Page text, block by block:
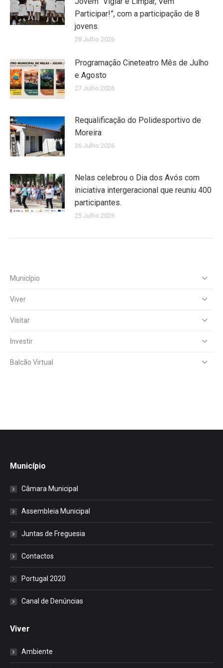
Participar!”, com a participação de 8
jovens.
28 Julho 2026
Programação Cineteatro Mês de Julho
e Agosto
27 Julho 2026
Requalificação do Polidesportivo de
Moreira
26 Julho 2026
Nelas celebrou o Dia dos Avós com
iniciativa intergeracional que reuniu 400
participantes.
25 Julho 2026
Município
Viver
Visitar
Investir
Balcão Virtual
Município
Câmara Municipal
Assembleia Municipal
Juntas de Freguesia
Contactos
Portugal 2020
Canal de Denúncias
Viver
Ambiente